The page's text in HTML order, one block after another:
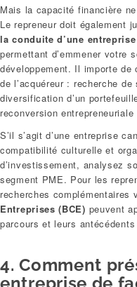
Mais la capacité financière
Le repreneur doit également
la conduite d’une entreprise
permettant d’emmener votre
développement. Il importe de
de l’acquéreur : recherche
diversification d’un
reconversion
S’il s’agit d’une entreprise
compatibilité culturelle et
d’investissement, analysez
segment PME. Pour les
recherches complémentaires
Entreprises (BCE) peuvent
parcours et leurs
4. Comment